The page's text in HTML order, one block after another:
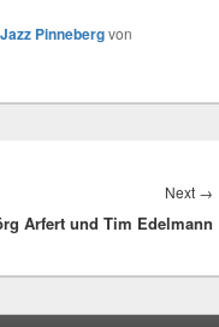
Pinnebergvon
Next →
Arfert und Tim Edelmann